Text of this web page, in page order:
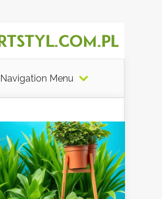
Navigation Menu